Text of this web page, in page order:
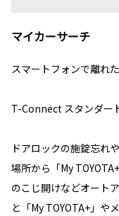
マイカーサーチ
スマートフォンで離れ
T-Connect スタンダー
ドアロックの施錠忘れ
場所から「My
のこじ開けなどオート
と「My TOYOTA+」や